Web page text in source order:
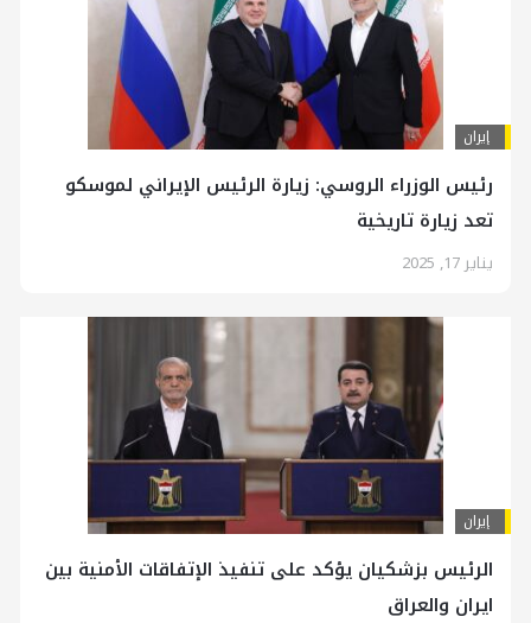
إيران
رئيس الوزراء الروسي: زيارة الرئيس الإيراني لموسكو
تعد زيارة تاريخية
يناير 17, 2025
إيران
الرئيس بزشكيان يؤكد على تنفيذ الإتفاقات الأمنية بين
ايران والعراق